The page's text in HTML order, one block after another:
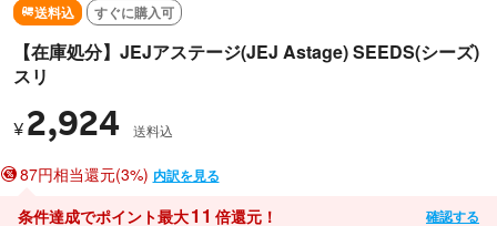
送料込 すぐに購入可
【在庫処分】JEJアステージ(JEJ Astage) SEEDS(シーズ)
スリ
¥ 2,924 送料込
87円相当還元(3%) 内訳を見る
条件達成でポイント最大11 倍還元！ 確認する